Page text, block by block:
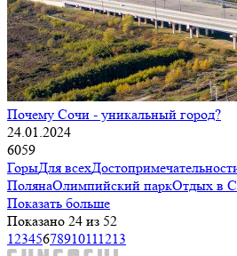
Почему Сочи - уникальный город?
24.01.2024
6059
ГорыДля всех
ПолянаОлимпийский паркОтдых в
Показать больше
Показано 24 из 52
12345678910111213